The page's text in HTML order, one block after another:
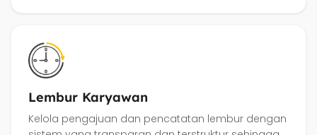
Lembur Karyawan
Kelola pengajuan dan pencatatan lembur dengan